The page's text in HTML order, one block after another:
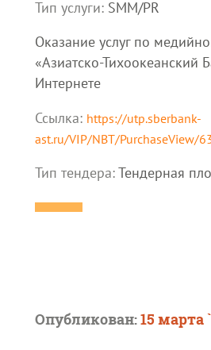
Тип услуги: SMM/PR
Оказание услуг по
«Азиатско-Тихоокеанский
Интернете
Ссылка: https://utp.sberbank-
ast.ru/VIP/NBT/PurchaseView/
Тип тендера:Тендерная
Опубликован:15 марта